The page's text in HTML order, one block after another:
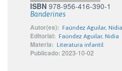
ISBN 978-956-416-390-1
Banderines
Autor(es): Faúndez Aguilar, Nidia
Editorial: Faúndez Aguilar, Nidia
Materia: Literatura infantil
Publicado: 2023-10-02